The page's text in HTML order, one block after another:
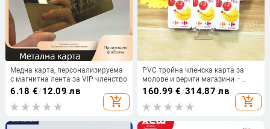
Медна карта, персонализируема
с магнитна лента за VIP членство
6.18 €/12.09 лв
add_shopping_cart
PVC тройна членска карта за
молове и вериги магазини –
управление на точки и покупки
160.99 €/314.87 лв
add_shopping_cart